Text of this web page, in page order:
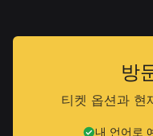
방
티켓 옵션과 현
내 언어로